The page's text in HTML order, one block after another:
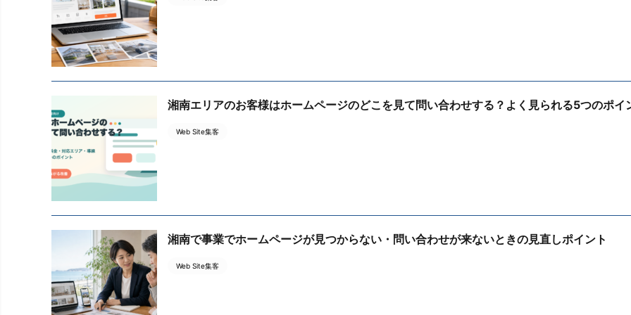
湘南エリアのお客様はホームページのどこを見て問い合わせする？よく見られる5つのポイ
Web Site集客
湘南で事業でホームページが見つからない・問い合わせが来ないときの見直しポイント
Web Site集客